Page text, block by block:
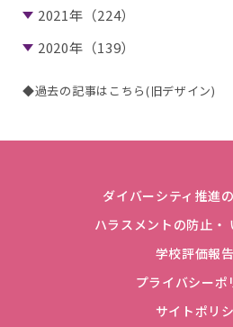
2021年（224）
2020年（139）
◆過去の記事はこちら(旧デザイン)
ダイバーシティ推進
ハラスメントの防止・
学校評価報
プライバシーポ
サイトポリ